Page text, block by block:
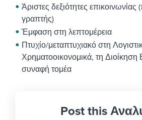
Άριστες δεξιότητες επικοινωνίας
γραπτής)
Έμφαση στη λεπτομέρεια
Πτυχίο/μεταπτυχιακό στη
Χρηματοοικονομικά, τη Διοίκηση
συναφή τομέα
Post this